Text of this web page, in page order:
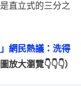
直立式的三分之
網民熱議：洗得
圖放大瀏覽👇👇👇）